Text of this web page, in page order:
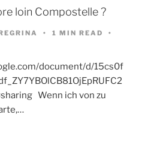
loin Compostelle ?
1 MIN READ
document/d/15cs0f
Wenn ich von zu